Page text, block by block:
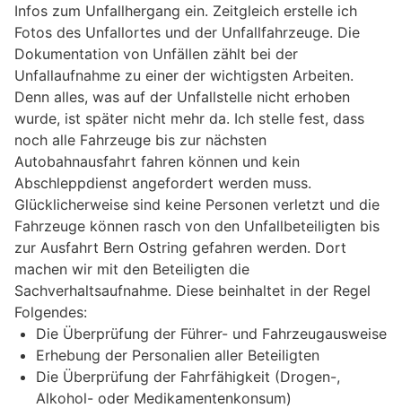
Infos zum Unfallhergang ein. Zeitgleich erstelle ich
Fotos des Unfallortes und der Unfallfahrzeuge. Die
Dokumentation von Unfällen zählt bei der
Unfallaufnahme zu einer der wichtigsten Arbeiten.
Denn alles, was auf der Unfallstelle nicht erhoben
wurde, ist später nicht mehr da. Ich stelle fest, dass
noch alle Fahrzeuge bis zur nächsten
Autobahnausfahrt fahren können und kein
Abschleppdienst angefordert werden muss.
Glücklicherweise sind keine Personen verletzt und die
Fahrzeuge können rasch von den Unfallbeteiligten bis
zur Ausfahrt Bern Ostring gefahren werden. Dort
machen wir mit den Beteiligten die
Sachverhaltsaufnahme. Diese beinhaltet in der Regel
Folgendes:
Die Überprüfung der Führer- und Fahrzeugausweise
Erhebung der Personalien aller Beteiligten
Die Überprüfung der Fahrfähigkeit (Drogen-,
Alkohol- oder Medikamentenkonsum)